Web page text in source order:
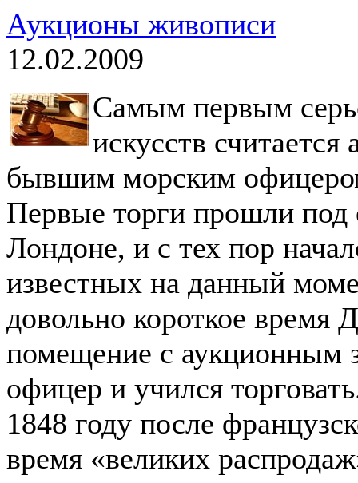
Аукционы живописи
12.02.2009
Самым первым
искусств
бывшим морским
Первые торги прошли под
Лондоне, и с тех пор
известных на данный
довольно короткое время
помещение с аукционным
офицер и учился
1848 году после
время «великих